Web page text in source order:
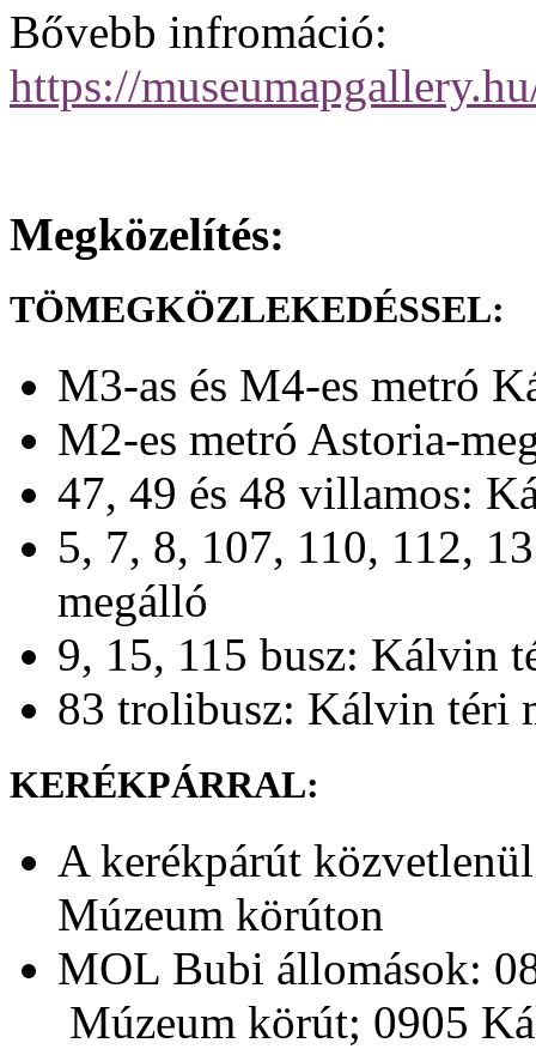
Bővebb infromáció:
https://
Megközelítés:
TÖMEGKÖZLEKEDÉSSEL:
M3-as és M4-es metró
M2-es metró Astoria-
47, 49 és 48 villamos:
5, 7, 8, 107, 110, 112,
megálló
9, 15, 115 busz: Kálvin
83 trolibusz: Kálvin téri
KERÉKPÁRRAL:
A kerékpárút
Múzeum körúton
MOL Bubi állomások:
Múzeum körút; 0905